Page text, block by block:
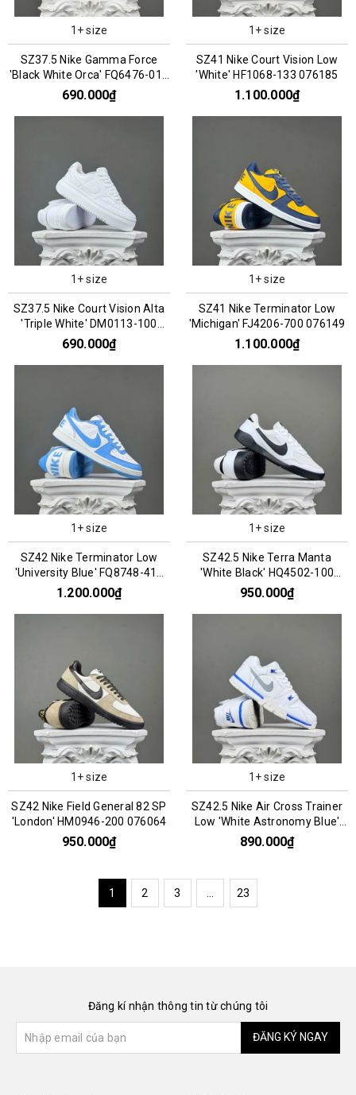
1+ size
SZ37.5 Nike Gamma Force
'Black White Orca' FQ6476-010
066813
690.000₫
1+ size
SZ41 Nike Court Vision Low
'White' HF1068-133 076185
1.100.000₫
1+ size
SZ37.5 Nike Court Vision Alta
'Triple White' DM0113-100
066808
690.000₫
1+ size
SZ41 Nike Terminator Low
'Michigan' FJ4206-700 076149
1.100.000₫
1+ size
SZ42 Nike Terminator Low
'University Blue' FQ8748-412
076155
1.200.000₫
1+ size
SZ42.5 Nike Terra Manta
'White Black' HQ4502-100
076080
950.000₫
1+ size
SZ42 Nike Field General 82 SP
'London' HM0946-200 076064
950.000₫
1+ size
SZ42.5 Nike Air Cross Trainer
Low 'White Astronomy Blue'
CQ9182-102 076126
890.000₫
1 2 3 23
Đăng kí nhận thông tin từ chúng tôi
ĐĂNG KÝ NGAY